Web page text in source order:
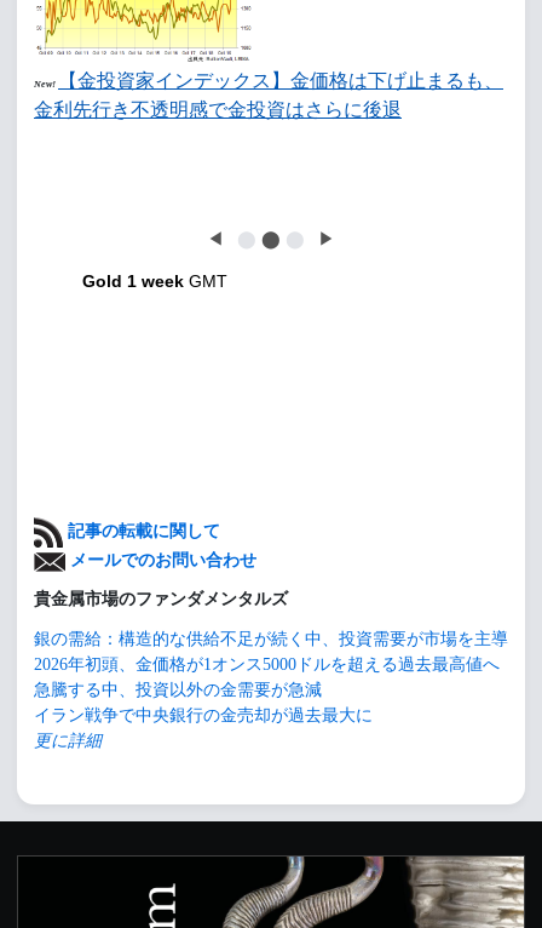
New!
【金投資家インデックス】金価格は下げ止まるも、
金利先行き不透明感で金投資はさらに後退
◀ ⬤ ⬤ ⬤ ▶
Gold 1 week GMT
記事の転載に関して
メールでのお問い合わせ
貴金属市場のファンダメンタルズ
銀の需給：構造的な供給不足が続く中、投資需要が市場を主導
2026年初頭、金価格が1オンス5000ドルを超える過去最高値へ
急騰する中、投資以外の金需要が急減
イラン戦争で中央銀行の金売却が過去最大に
更に詳細